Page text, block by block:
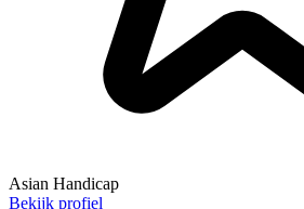
Asian Handicap
Bekijk profiel